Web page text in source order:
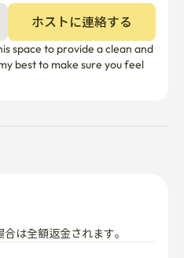
ホストに連絡する
space to provide a clean and
best to make sure you feel
は全額返金されます。